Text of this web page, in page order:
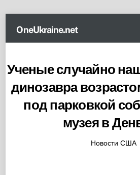
content
OneUkraine.net
Ученые случайно
динозавра
под парковкой
музея в
Новости США